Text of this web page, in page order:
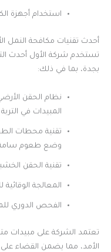
استخدام أجهزة
أحدث تقنيات مكافحة النمل
تستخدم شركة الأول أحدث
بجدة، بما في ذلك:
المبيدات في
وضع طعوم سامة
تقنية الحقن
المعالجة الوقائية
الفحص الدوري
تعتمد الشركة على مبيدات
الأمد، مما يضمن القضاء